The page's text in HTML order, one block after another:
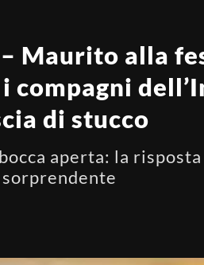
Maurito alla
compagni
di stucco
aperta: la